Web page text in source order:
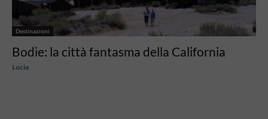
Destinazioni
Bodie: la città fantasma della California
Lucia